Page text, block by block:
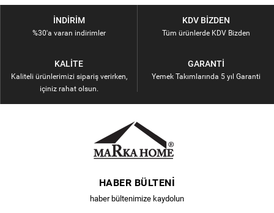
İNDIRIM
%30'a varan indirimler
KDV BIZDEN
Tüm ürünlerde KDV Bizden
KALITE
Kaliteli ürünlerimizi sipariş verirken,
içiniz rahat olsun.
GARANTI
Yemek Takımlarında 5 yıl Garanti
HABER BÜLTENI
haber bültenimize kaydolun